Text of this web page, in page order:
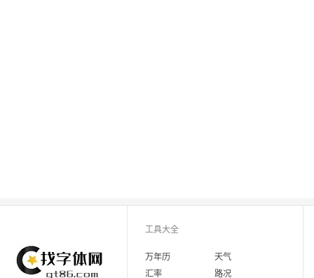
工具大全
万年历
天气
汇率
路况